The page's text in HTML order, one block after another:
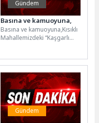
Gündem
Basına ve kamuoyuna,
Basına ve kamuoyuna,Kısıklı
Mahallemizdeki “Kaşgarlı
açıklama...
Gündem